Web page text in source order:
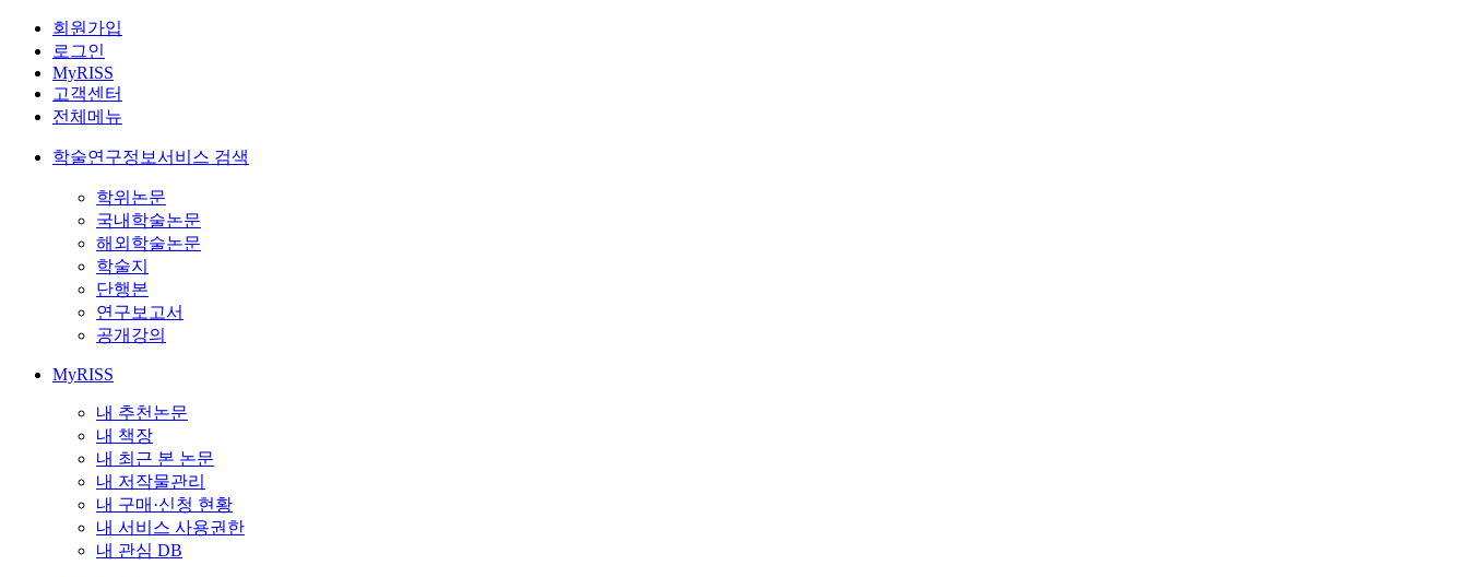
회원가입
로그인
MyRISS
고객센터
전체메뉴
학술연구정보서비스 검색
학위논문
국내학술논문
해외학술논문
학술지
단행본
연구보고서
공개강의
MyRISS
내 추천논문
내 책장
내 최근 본 논문
내 저작물관리
내 구매·신청 현황
내 서비스 사용권한
내 관심 DB